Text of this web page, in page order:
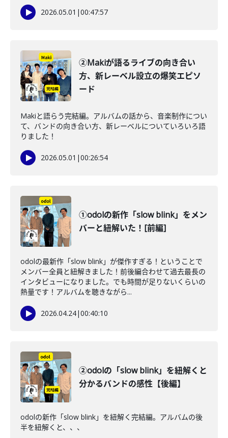
2026.05.01 |00:47:57
②Makiが語るライブの向き合い
方、新レーベル設立の爆笑エピソ
ード
Makiと語らう完結編。アルバムの話から、音楽制作につい
て、バンドの向き合い方、新レーベルについていろいろ語
りました！
2026.05.01 |00:26:54
①odolの新作「slow blink」をメン
バーと紐解いた！[前編]
odolの最新作「slow blink」が傑作すぎる！ということで
メンバー全員と紐解きました！前後編合わせて過去最長の
インタビューになりました。でも時間が足りないくらいの
熱量です！アルバムを聴きながら...
2026.04.24|00:40:10
②odolの「slow blink」を紐解くと
分かるバンドの感性【後編】
odolの新作「slow blink」を紐解く完結編。アルバムの後
半を紐解くと、、、